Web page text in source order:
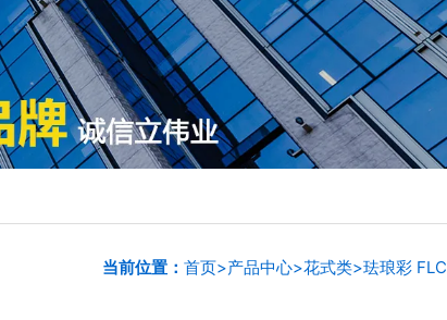
当前位置： 首页>产品中心>花式类>珐琅彩 FLC